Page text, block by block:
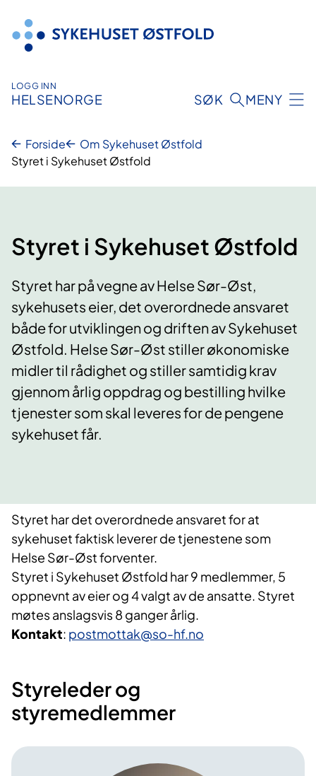
innhold
LOGG INN
HELSENORGE SØK MENY
Forside
Om Sykehuset Østfold
Styret i Sykehuset Østfold
Styret i Sykehuset Østfold
Styret har på vegne av Helse Sør-Øst,
sykehusets eier, det overordnede ansvaret
både for utviklingen og driften av Sykehuset
Østfold. Helse Sør-Øst stiller økonomiske
midler til rådighet og stiller samtidig krav
gjennom årlig oppdrag og bestilling hvilke
tjenester som skal leveres for de pengene
sykehuset får.
Styret har det overordnede ansvaret for at
sykehuset faktisk leverer de tjenestene som
Helse Sør-Øst forventer.
Styret i Sykehuset Østfold har 9 medlemmer, 5
oppnevnt av eier og 4 valgt av de ansatte. Styret
møtes anslagsvis 8 ganger årlig.
Kontakt: postmottak@so-hf.no
Styreleder og
styremedlemmer